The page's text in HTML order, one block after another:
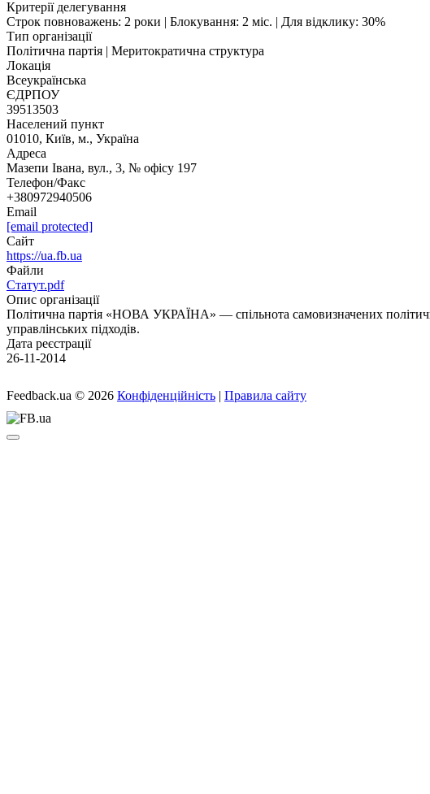
Критерії делегування
Строк повноважень: 2 роки | Блокування: 2 міс. | Для відклику: 30%
Тип організації
Політична партія | Меритократична структура
Локація
Всеукраїнська
ЄДРПОУ
39513503
Населений пункт
01010, Київ, м., Україна
Адреса
Мазепи Івана, вул., 3, № офісу 197
Телефон/Факс
+380972940506
Email
[email protected]
Сайт
https://ua.fb.ua
Файли
Статут.pdf
Опис організації
Політична партія «НОВА УКРАЇНА» — спільнота самовизначених
управлінських підходів.
Дата реєстрації
26-11-2014
Feedback.ua © 2026 Конфіденційність | Правила сайту